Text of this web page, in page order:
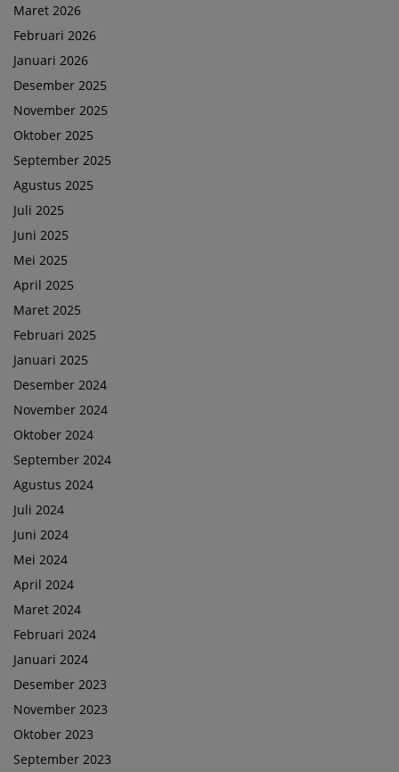
Maret 2026
Februari 2026
Januari 2026
Desember 2025
November 2025
Oktober 2025
September 2025
Agustus 2025
Juli 2025
Juni 2025
Mei 2025
April 2025
Maret 2025
Februari 2025
Januari 2025
Desember 2024
November 2024
Oktober 2024
September 2024
Agustus 2024
Juli 2024
Juni 2024
Mei 2024
April 2024
Maret 2024
Februari 2024
Januari 2024
Desember 2023
November 2023
Oktober 2023
September 2023